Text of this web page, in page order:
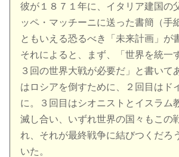
彼が１８７１年に、イタリア建国の
ッペ・マッチーニに送った書簡（手
ともいえる恐るべき「未来計画」が
それによると、まず、「世界を統一
３回の世界大戦が必要だ」と書いて
はロシアを倒すために、２回目はド
に。３回目はシオニストとイスラム
滅し合い、いずれ世界の国々もこの
れ、それが最終戦争に結びつくだろ
いた。